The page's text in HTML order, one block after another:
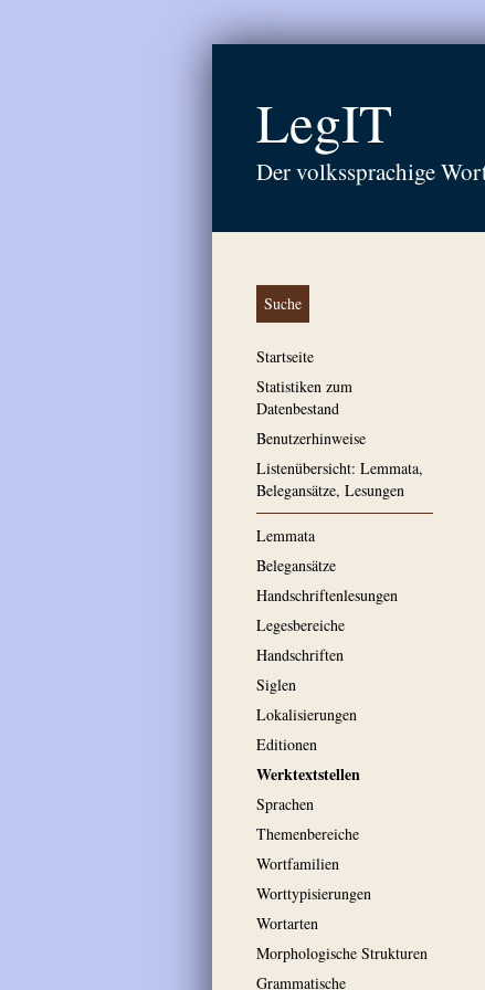
LegIT
Der volkssprachige
Suche
Startseite
Statistiken zum
Datenbestand
Benutzerhinweise
Listenübersicht: Lemmata,
Belegansätze, Lesungen
Lemmata
Belegansätze
Handschriftenlesungen
Legesbereiche
Handschriften
Siglen
Lokalisierungen
Editionen
Werktextstellen
Sprachen
Themenbereiche
Wortfamilien
Worttypisierungen
Wortarten
Morphologische Strukturen
Grammatische